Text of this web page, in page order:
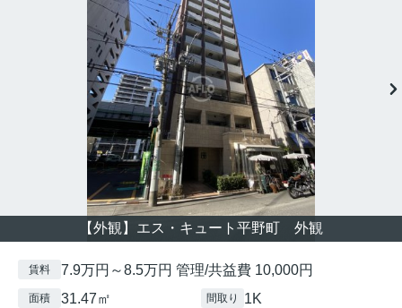
【外観】エス・キュート平野町 外観
賃料 7.9万円～8.5万円 管理/共益費 10,000円
面積 31.47㎡ 間取り 1K